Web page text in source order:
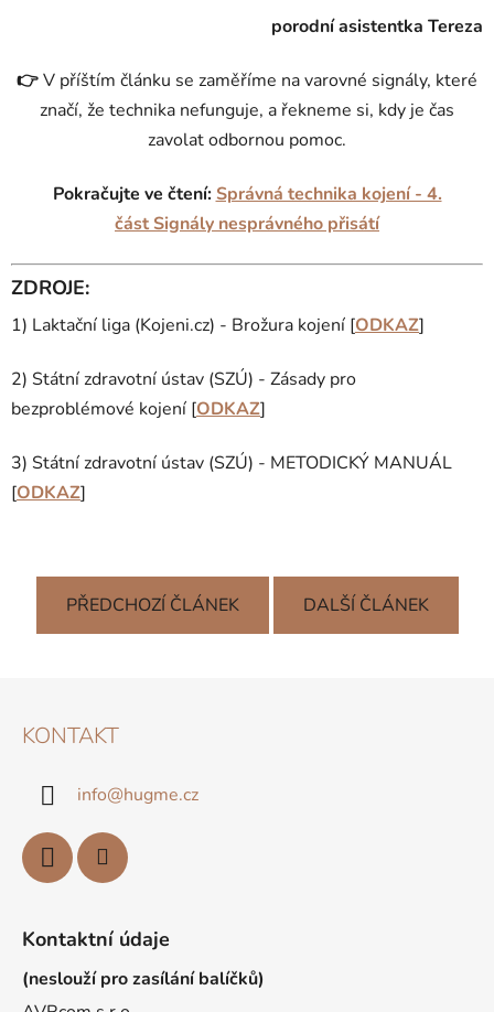
porodní asistentka Tereza
👉V příštím článku se zaměříme na varovné signály, které
značí, že technika nefunguje, a řekneme si, kdy je čas
zavolat odbornou pomoc.
Pokračujte ve čtení:Správná technika kojení - 4.
část Signály nesprávného přisátí
ZDROJE:
1) Laktační liga (Kojeni.cz) - Brožura kojení [ODKAZ]
2) Státní zdravotní ústav (SZÚ) - Zásady pro
bezproblémové kojení [ODKAZ]
3) Státní zdravotní ústav (SZÚ) - METODICKÝ MANUÁL
[ODKAZ]
PŘEDCHOZÍ ČLÁNEK DALŠÍ ČLÁNEK
KONTAKT
info@hugme.cz
Kontaktní údaje
(neslouží pro zasílání balíčků)